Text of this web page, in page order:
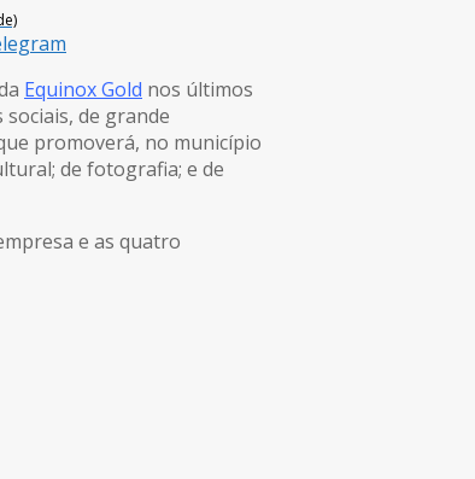
Equinox Gold nos últimos
de grande
promoverá, no município
de fotografia; e de
e as quatro